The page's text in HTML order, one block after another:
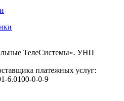
ТелеСистемы». УНП
платежных услуг:
6.0100-0-0-9